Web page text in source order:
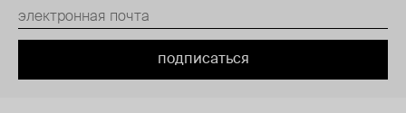
подписаться